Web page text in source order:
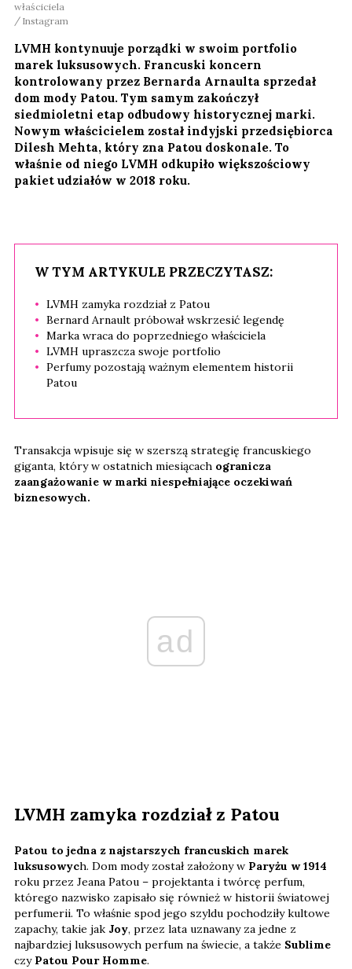
właściciela
Instagram
LVMH kontynuuje porządki w swoim portfolio
marek luksusowych. Francuski koncern
kontrolowany przez Bernarda Arnaulta sprzedał
dom mody Patou. Tym samym zakończył
siedmioletni etap odbudowy historycznej marki.
Nowym właścicielem został indyjski przedsiębiorca
Dilesh Mehta, który zna Patou doskonale. To
właśnie od niego LVMH odkupiło większościowy
pakiet udziałów w 2018 roku.
W TYM ARTYKULE PRZECZYTASZ:
LVMH zamyka rozdział z Patou
Bernard Arnault próbował wskrzesić legendę
Marka wraca do poprzedniego właściciela
LVMH upraszcza swoje portfolio
Perfumy pozostają ważnym elementem historii
Patou
Transakcja wpisuje się w szerszą strategię francuskiego
giganta, który w ostatnich miesiącach ogranicza
zaangażowanie w marki niespełniające oczekiwań
biznesowych.
ad
LVMH zamyka rozdział z Patou
Patou to jedna z najstarszych francuskich marek
luksusowych. Dom mody został założony w Paryżu w 1914
roku przez Jeana Patou – projektanta i twórcę perfum,
którego nazwisko zapisało się również w historii światowej
perfumerii. To właśnie spod jego szyldu pochodziły kultowe
zapachy, takie jak Joy, przez lata uznawany za jedne z
najbardziej luksusowych perfum na świecie, a także Sublime
czy Patou Pour Homme.